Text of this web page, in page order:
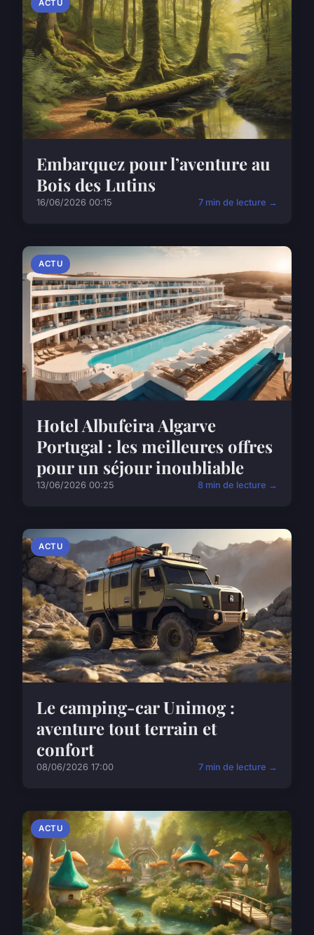
ACTU
Embarquez pour l’aventure au
Bois des Lutins
16/06/2026 00:15 7 min de lecture →
ACTU
Hotel Albufeira Algarve
Portugal : les meilleures offres
pour un séjour inoubliable
13/06/2026 00:25 8 min de lecture →
ACTU
Le camping-car Unimog :
aventure tout terrain et
confort
08/06/2026 17:00 7 min de lecture →
ACTU